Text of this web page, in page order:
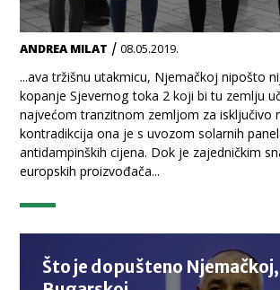
ANDREA MILAT /08.05.2019.
...ava tržišnu utakmicu, Njemačkoj nipošto
kopanje Sjevernog toka 2 koji bi tu zemlju
najvećom tranzitnom zemljom za isključivo
kontradikcija ona je s uvozom solarnih
antidampinških cijena. Dok je zajedničkim
europskih proizvođača...
Što je dopušteno